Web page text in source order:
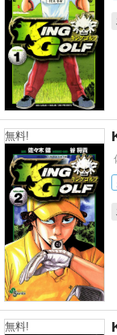
無料!
無料!